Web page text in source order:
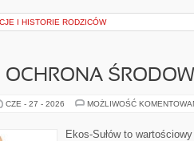
I HISTORIE RODZICÓW
OCHRONA
CZE - 27 - 2026 MOŻLIWOŚĆ
Ekos-Sułów to